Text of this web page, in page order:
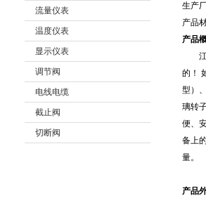
流量仪表
温度仪表
显示仪表
调节阀
电线电缆
截止阀
切断阀
生产
产品
产品
江苏
的！
型）
璃转
便、
备上
量。
产品